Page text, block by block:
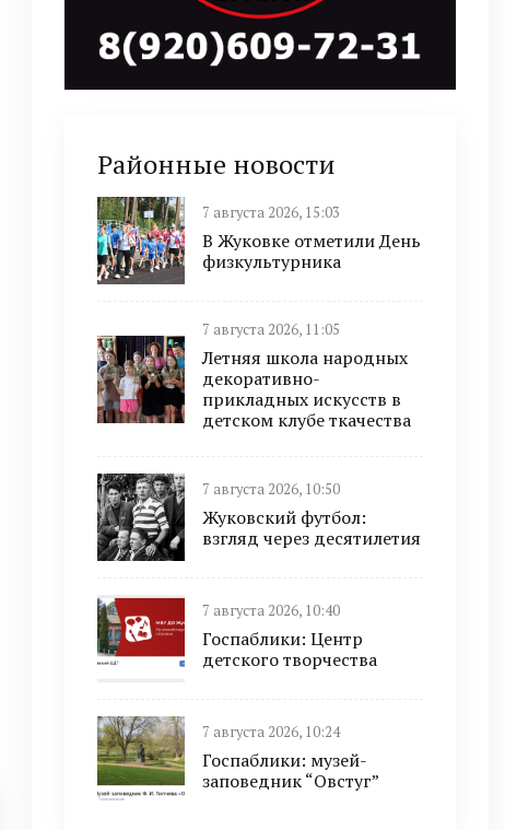
Районные новости
7 августа 2026, 15:03
В Жуковке отметили День
физкультурника
7 августа 2026, 11:05
Летняя школа народных
декоративно-
прикладных искусств в
детском клубе ткачества
7 августа 2026, 10:50
Жуковский футбол:
взгляд через десятилетия
7 августа 2026, 10:40
Госпаблики: Центр
детского творчества
7 августа 2026, 10:24
Госпаблики: музей-
заповедник “Овстуг”